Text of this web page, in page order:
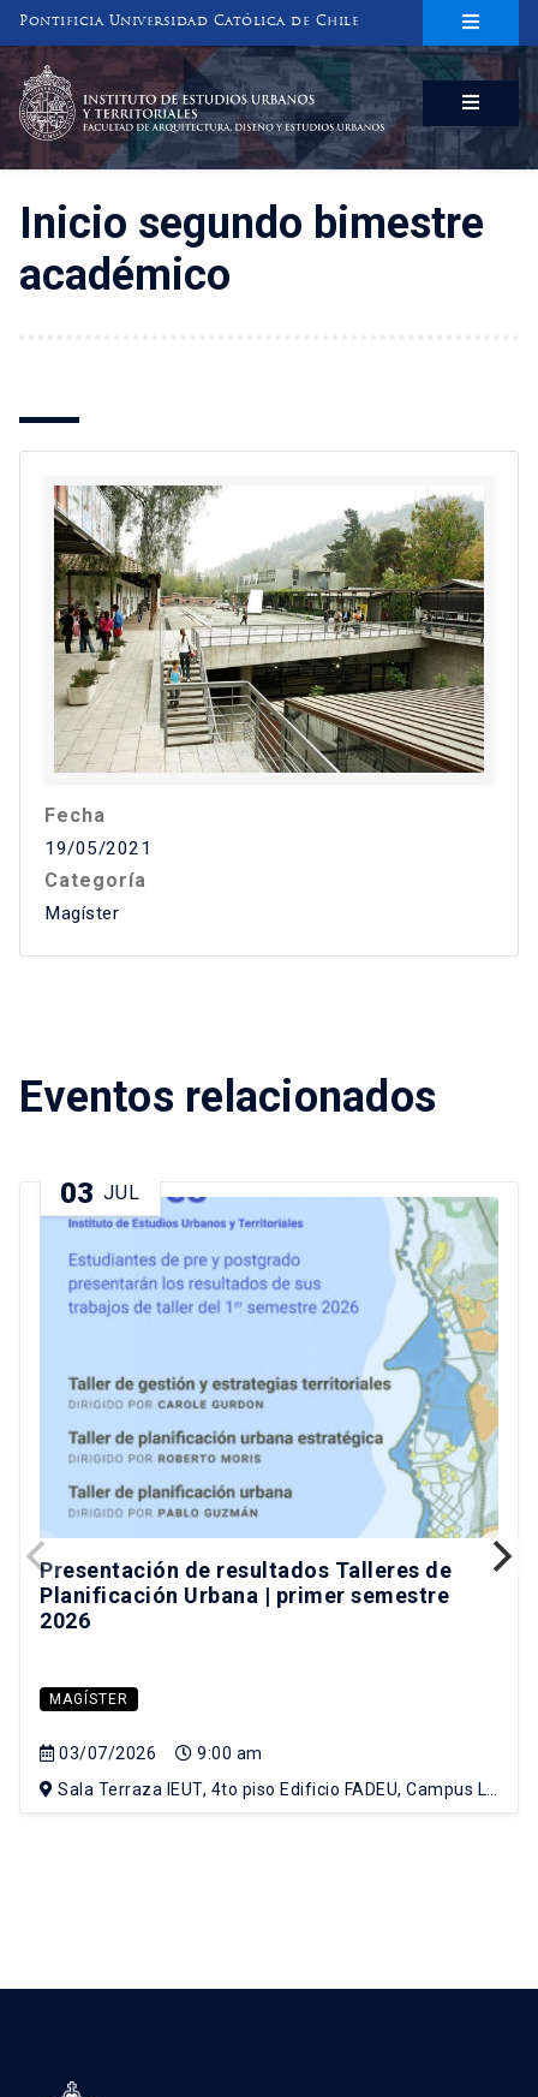
Pontificia Universidad Católica de Chile
INSTITUTO DE ESTUDIOS URBANOS
Y TERRITORIALES
FACULTAD DE ARQUITECTURA, DISEÑO Y ESTUDIOS URBANOS
Inicio segundo bimestre
académico
Fecha
19/05/2021
Categoría
Magíster
Eventos relacionados
03 JUL
Presentación de resultados Talleres de
Planificación Urbana | primer semestre
2026
MAGÍSTER
03/07/2026
9:00 am
Sala Terraza IEUT, 4to piso Edificio FADEU, Campus Lo